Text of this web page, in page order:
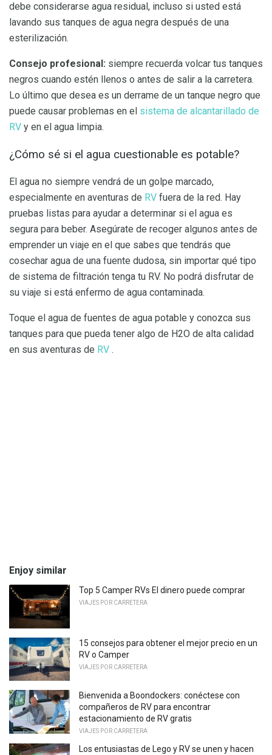
debe considerarse agua residual, incluso si usted está
lavando sus tanques de agua negra después de una
esterilización.
Consejo profesional: siempre recuerda volcar tus tanques
negros cuando estén llenos o antes de salir a la carretera.
Lo último que desea es un derrame de un tanque negro que
puede causar problemas en el sistema de alcantarillado de
RV y en el agua limpia.
¿Cómo sé si el agua cuestionable es potable?
El agua no siempre vendrá de un golpe marcado,
especialmente en aventuras de RV fuera de la red. Hay
pruebas listas para ayudar a determinar si el agua es
segura para beber. Asegúrate de recoger algunos antes de
emprender un viaje en el que sabes que tendrás que
cosechar agua de una fuente dudosa, sin importar qué tipo
de sistema de filtración tenga tu RV. No podrá disfrutar de
su viaje si está enfermo de agua contaminada.
Toque el agua de fuentes de agua potable y conozca sus
tanques para que pueda tener algo de H2O de alta calidad
en sus aventuras de RV .
Enjoy similar
Top 5 Camper RVs El dinero puede comprar
VIAJES POR CARRETERA
15 consejos para obtener el mejor precio en un
RV o Camper
VIAJES POR CARRETERA
Bienvenida a Boondockers: conéctese con
compañeros de RV para encontrar
estacionamiento de RV gratis
VIAJES POR CARRETERA
Los entusiastas de Lego y RV se unen y hacen